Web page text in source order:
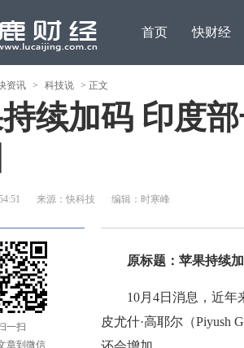
首页 快财经
资讯 > 科技说 > 正文
续加码 印度
来源：快科技 编辑：时寒峰
一扫
章到微信
原标题：苹果持续
10月4日消息，近年来
皮尤什·高耶尔（Piyush